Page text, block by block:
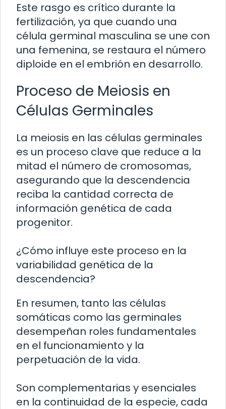
Este rasgo es crítico durante la
fertilización, ya que cuando una
célula germinal masculina se une con
una femenina, se restaura el número
diploide en el embrión en desarrollo.
Proceso de Meiosis en
Células Germinales
La meiosis en las células germinales
es un proceso clave que reduce a la
mitad el número de cromosomas,
asegurando que la descendencia
reciba la cantidad correcta de
información genética de cada
progenitor.
¿Cómo influye este proceso en la
variabilidad genética de la
descendencia?
En resumen, tanto las células
somáticas como las germinales
desempeñan roles fundamentales
en el funcionamiento y la
perpetuación de la vida.
Son complementarias y esenciales
en la continuidad de la especie, cada